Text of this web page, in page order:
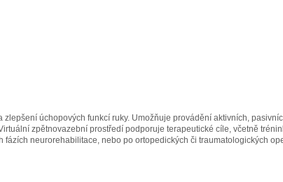
úchopových funkcí ruky. Umožňuje provádění aktivních,
zpětnovazební prostředí podporuje terapeutické cíle, včetně
neurorehabilitace, nebo po ortopedických či traumatologických